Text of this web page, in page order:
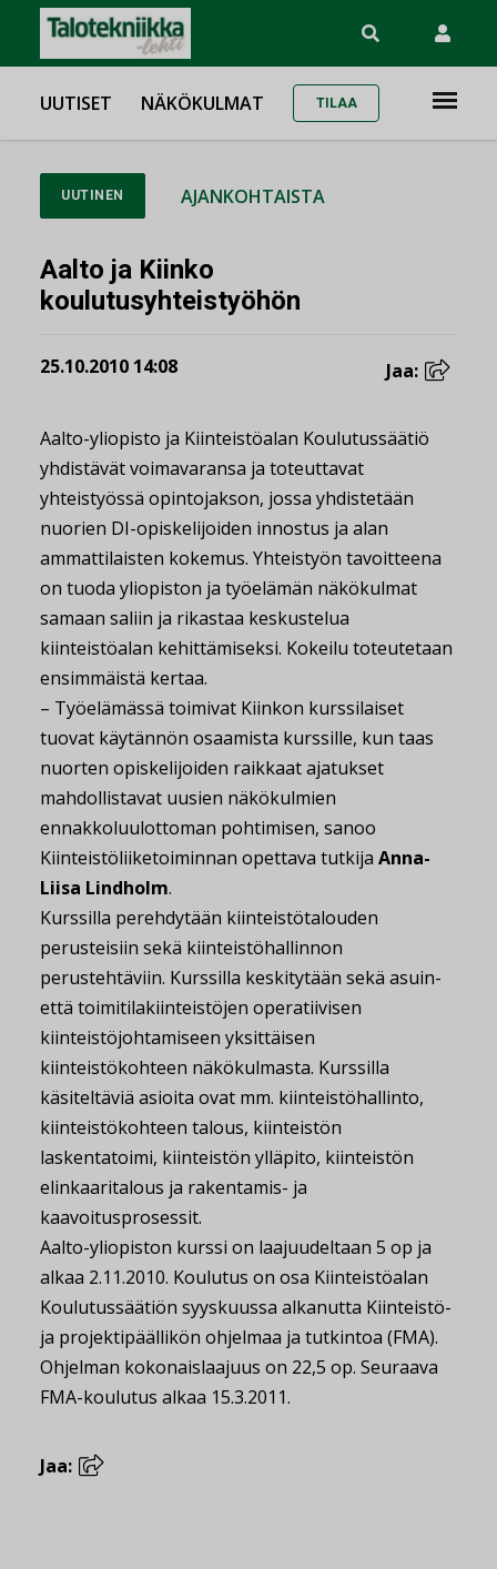
UUTISET NÄKÖKULMAT TILAA
UUTINEN AJANKOHTAISTA
Aalto ja Kiinko
koulutusyhteistyöhön
25.10.2010 14:08 Jaa:
Aalto-yliopisto ja Kiinteistöalan Koulutussäätiö
yhdistävät voimavaransa ja toteuttavat
yhteistyössä opintojakson, jossa yhdistetään
nuorien DI-opiskelijoiden innostus ja alan
ammattilaisten kokemus. Yhteistyön tavoitteena
on tuoda yliopiston ja työelämän näkökulmat
samaan saliin ja rikastaa keskustelua
kiinteistöalan kehittämiseksi. Kokeilu toteutetaan
ensimmäistä kertaa.
– Työelämässä toimivat Kiinkon kurssilaiset
tuovat käytännön osaamista kurssille, kun taas
nuorten opiskelijoiden raikkaat ajatukset
mahdollistavat uusien näkökulmien
ennakkoluulottoman pohtimisen, sanoo
Kiinteistöliiketoiminnan opettava tutkija Anna-
Liisa Lindholm.
Kurssilla perehdytään kiinteistötalouden
perusteisiin sekä kiinteistöhallinnon
perustehtäviin. Kurssilla keskitytään sekä asuin-
että toimitilakiinteistöjen operatiivisen
kiinteistöjohtamiseen yksittäisen
kiinteistökohteen näkökulmasta. Kurssilla
käsiteltäviä asioita ovat mm. kiinteistöhallinto,
kiinteistökohteen talous, kiinteistön
laskentatoimi, kiinteistön ylläpito, kiinteistön
elinkaaritalous ja rakentamis- ja
kaavoitusprosessit.
Aalto-yliopiston kurssi on laajuudeltaan 5 op ja
alkaa 2.11.2010. Koulutus on osa Kiinteistöalan
Koulutussäätiön syyskuussa alkanutta Kiinteistö-
ja projektipäällikön ohjelmaa ja tutkintoa (FMA).
Ohjelman kokonaislaajuus on 22,5 op. Seuraava
FMA-koulutus alkaa 15.3.2011.
Jaa: